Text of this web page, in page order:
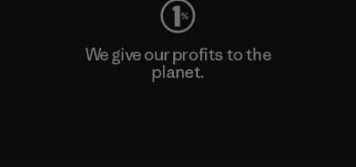
We give our profits to the
planet.